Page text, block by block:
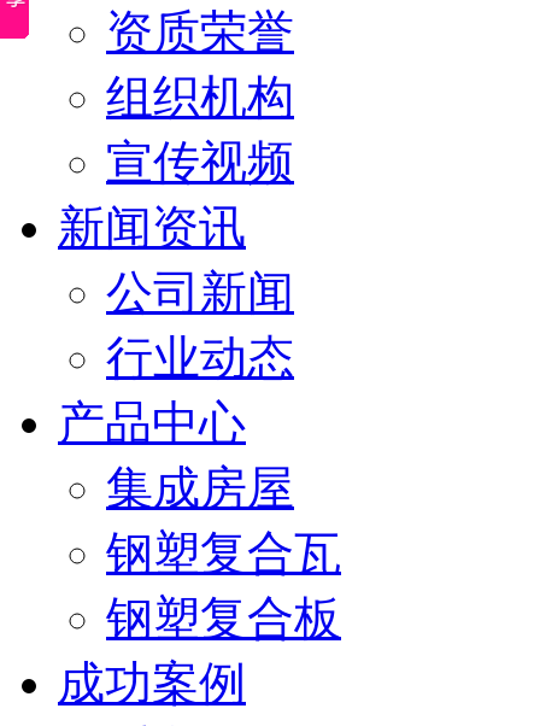
资质荣誉
组织机构
宣传视频
新闻资讯
公司新闻
行业动态
产品中心
集成房屋
钢塑复合瓦
钢塑复合板
成功案例